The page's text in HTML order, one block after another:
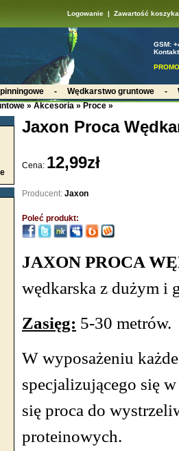
Logowanie| Zawartość koszyka
GSM:
- Wędkarstwo gruntowe -
» Akcesoria » Proce »
Jaxon Proca
Cena: 12,99zł
Producent: Jaxon
Poleć produkt:
JAXON PROCA
wędkarska z dużym i
Zasięg: 5-30 metrów.
W wyposażeniu
specjalizującego się
się proca do
proteinowych.